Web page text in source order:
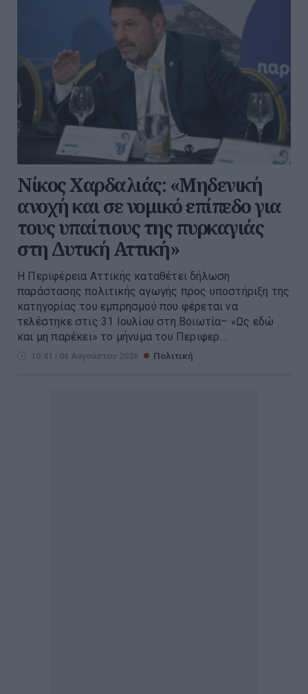
Νίκος Χαρδαλιάς: «Μηδενική
ανοχή και σε νομικό επίπεδο για
τους υπαίτιους της πυρκαγιάς
στη Δυτική Αττική»
Η Περιφέρεια Αττικής καταθέτει δήλωση
παράστασης πολιτικής αγωγής προς υποστήριξη της
κατηγορίας του εμπρησμού που φέρεται να
τελέστηκε στις 31 Ιουλίου στη Βοιωτία– «Ως εδώ
και μη παρέκει» το μήνυμα του Περιφερ...
10:41 | 06 Αυγούστου 2026 Πολιτική